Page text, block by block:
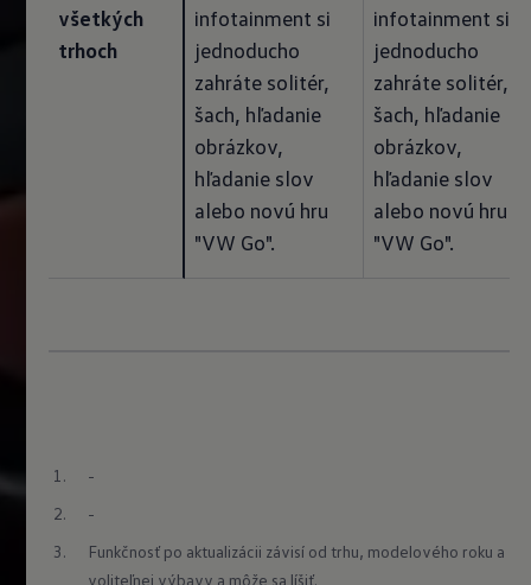
všetkých
trhoch
infotainment si
jednoducho
zahráte solitér,
šach, hľadanie
obrázkov,
hľadanie slov
alebo novú hru
"VW Go".
infotainment si
jednoducho
zahráte solitér,
šach, hľadanie
obrázkov,
hľadanie slov
alebo novú hru
"VW Go".
-
-
Funkčnosť po aktualizácii závisí od trhu, modelového roku a
voliteľnej výbavy a môže sa líšiť.